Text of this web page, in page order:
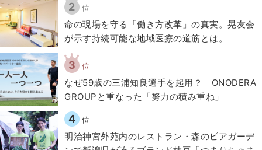
2 位
​命の現場を守る「働き方改革」の真実。晃友会
が示す持続可能な地域医療の道筋とは。
3 位
なぜ59歳の三浦知良選手を起用？ ONODERA
GROUPと重なった「努力の積み重ね」
4 位
明治神宮外苑内のレストラン・森のビアガーデ